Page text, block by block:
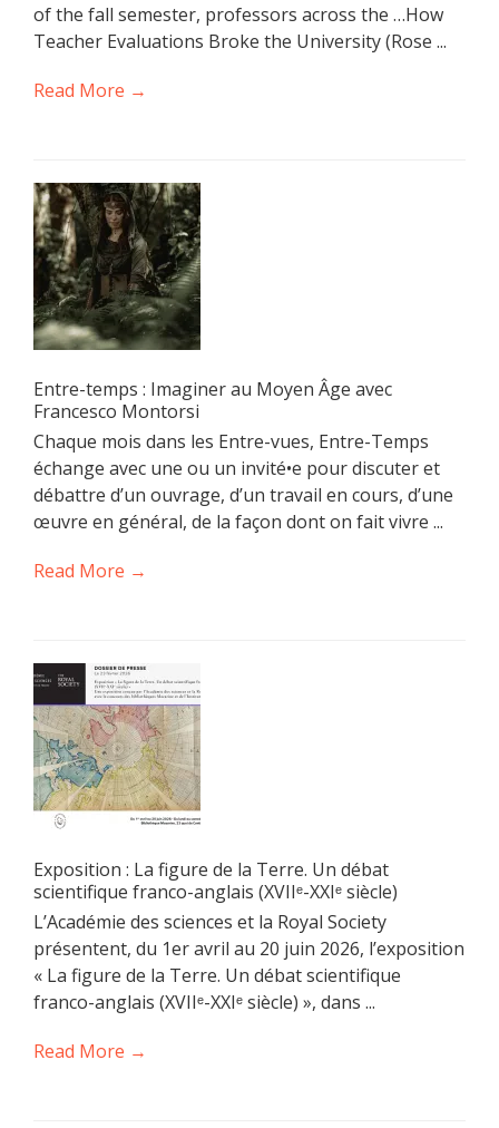
of the fall semester, professors across the …How
Teacher Evaluations Broke the University (Rose ...
Read More →
Entre-temps : Imaginer au Moyen Âge avec
Francesco Montorsi
Chaque mois dans les Entre-vues, Entre-Temps
échange avec une ou un invité•e pour discuter et
débattre d’un ouvrage, d’un travail en cours, d’une
œuvre en général, de la façon dont on fait vivre ...
Read More →
Exposition : La figure de la Terre. Un débat
scientifique franco-anglais (XVIIᵉ-XXIᵉ siècle)
L’Académie des sciences et la Royal Society
présentent, du 1er avril au 20 juin 2026, l’exposition
« La figure de la Terre. Un débat scientifique
franco-anglais (XVIIᵉ-XXIᵉ siècle) », dans ...
Read More →